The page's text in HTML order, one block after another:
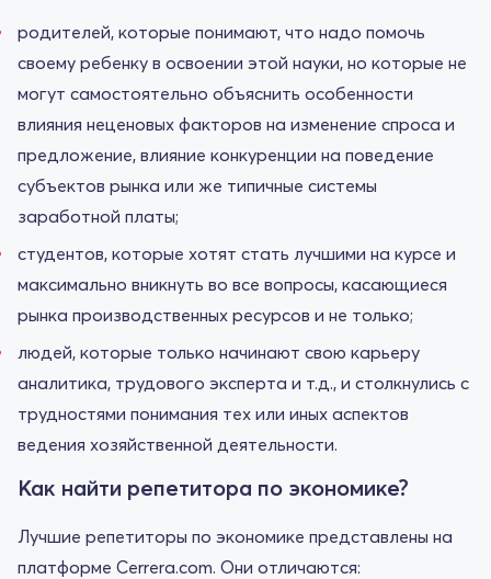
родителей, которые понимают, что надо помочь
своему ребенку в освоении этой науки, но которые не
могут самостоятельно объяснить особенности
влияния неценовых факторов на изменение спроса и
предложение, влияние конкуренции на поведение
субъектов рынка или же типичные системы
заработной платы;
студентов, которые хотят стать лучшими на курсе и
максимально вникнуть во все вопросы, касающиеся
рынка производственных ресурсов и не только;
людей, которые только начинают свою карьеру
аналитика, трудового эксперта и т.д., и столкнулись с
трудностями понимания тех или иных аспектов
ведения хозяйственной деятельности.
Как найти репетитора по экономике?
Лучшие репетиторы по экономике представлены на
платформе Cerrera.com. Они отличаются: